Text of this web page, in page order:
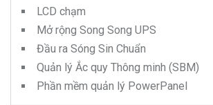
LCD chạm
Mở rộng Song Song UPS
Đầu ra Sóng Sin Chuẩn
Quản lý Ắc quy Thông minh (SBM)
Phần mềm quản lý PowerPanel